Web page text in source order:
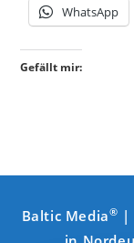
WhatsApp
Gefällt mir:
Baltic Media® |